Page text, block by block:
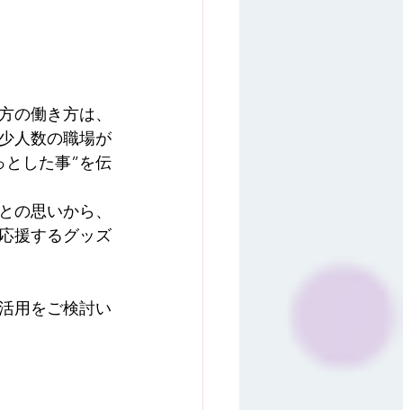
の働き方は、
人数の職場が
した事”を伝
の思いから、
援するグッズ
用をご検討い